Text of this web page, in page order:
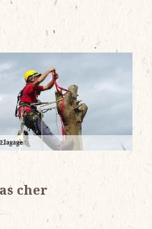
cher